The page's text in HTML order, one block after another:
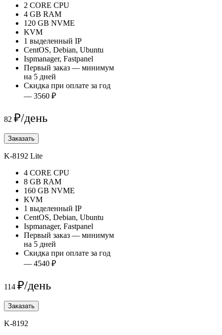
2 CORE CPU
4 GB RAM
120 GB NVME
KVM
1 выделенный IP
CentOS, Debian, Ubuntu
Ispmanager, Fastpanel
Первый заказ — минимум
на 5 дней
Скидка при оплате за год
— 3560 ₽
82 ₽/день
Заказать
K-8192 Lite
4 CORE CPU
8 GB RAM
160 GB NVME
KVM
1 выделенный IP
CentOS, Debian, Ubuntu
Ispmanager, Fastpanel
Первый заказ — минимум
на 5 дней
Скидка при оплате за год
— 4540 ₽
114 ₽/день
Заказать
K-8192